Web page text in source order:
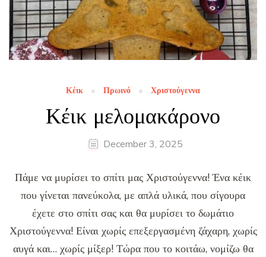
Κέικ Πρωινό Χριστούγεννα
Κέικ μελομακάρονο
December 3, 2025
Πάμε να μυρίσει το σπίτι μας Χριστούγεννα! Ένα κέικ
που γίνεται πανεύκολα, με απλά υλικά, που σίγουρα
έχετε στο σπίτι σας και θα μυρίσει το δωμάτιο
Χριστούγεννα! Είναι χωρίς επεξεργασμένη ζάχαρη, χωρίς
αυγά και… χωρίς μίξερ! Τώρα που το κοιτάω, νομίζω θα